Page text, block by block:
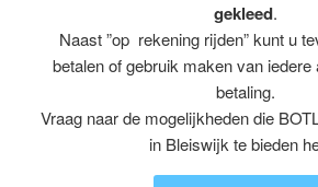
gekleed.
Naast ”op rekening rijden” kunt u
betalen of gebruik maken van
betaling.
Vraag naar de mogelijkheden die
in Bleiswijk te bieden